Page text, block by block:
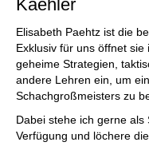
Kaehler
Elisabeth Paehtz ist die
Exklusiv für uns öffnet
geheime Strategien,
andere Lehren ein, um
Schachgroßmeisters zu
Dabei stehe ich gerne
Verfügung und löchere